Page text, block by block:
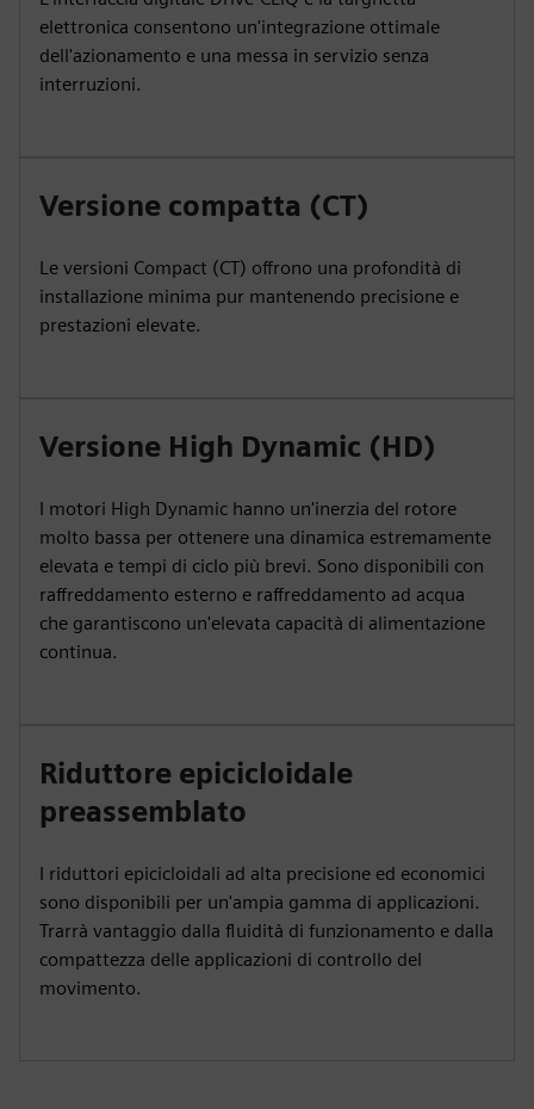
elettronica consentono un'integrazione ottimale
dell'azionamento e una messa in servizio senza
interruzioni.
Versione compatta (CT)
Le versioni Compact (CT) offrono una profondità di
installazione minima pur mantenendo precisione e
prestazioni elevate.
Versione High Dynamic (HD)
I motori High Dynamic hanno un'inerzia del rotore
molto bassa per ottenere una dinamica estremamente
elevata e tempi di ciclo più brevi. Sono disponibili con
raffreddamento esterno e raffreddamento ad acqua
che garantiscono un'elevata capacità di alimentazione
continua.
Riduttore epicicloidale
preassemblato
I riduttori epicicloidali ad alta precisione ed economici
sono disponibili per un'ampia gamma di applicazioni.
Trarrà vantaggio dalla fluidità di funzionamento e dalla
compattezza delle applicazioni di controllo del
movimento.